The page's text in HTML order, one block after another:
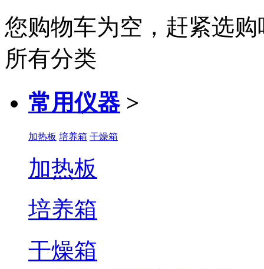
您购物车为空，赶紧选购
所有分类
常用仪器 >
加热板 培养箱 干燥箱
加热板
培养箱
干燥箱